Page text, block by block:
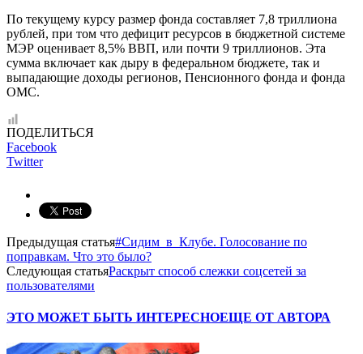
По текущему курсу размер фонда составляет 7,8 триллиона
рублей, при том что дефицит ресурсов в бюджетной системе
МЭР оценивает 8,5% ВВП, или почти 9 триллионов. Эта
сумма включает как дыру в федеральном бюджете, так и
выпадающие доходы регионов, Пенсионного фонда и фонда
ОМС.
ПОДЕЛИТЬСЯ
Facebook
Twitter
Предыдущая статья#Сидим_в_Клубе. Голосование по
поправкам. Что это было?
Следующая статьяРаскрыт способ слежки соцсетей за
пользователями
ЭТО МОЖЕТ БЫТЬ ИНТЕРЕСНОЕЩЕ ОТ АВТОРА